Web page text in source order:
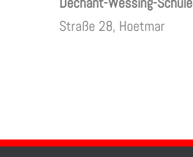
Straße 28, Hoetmar